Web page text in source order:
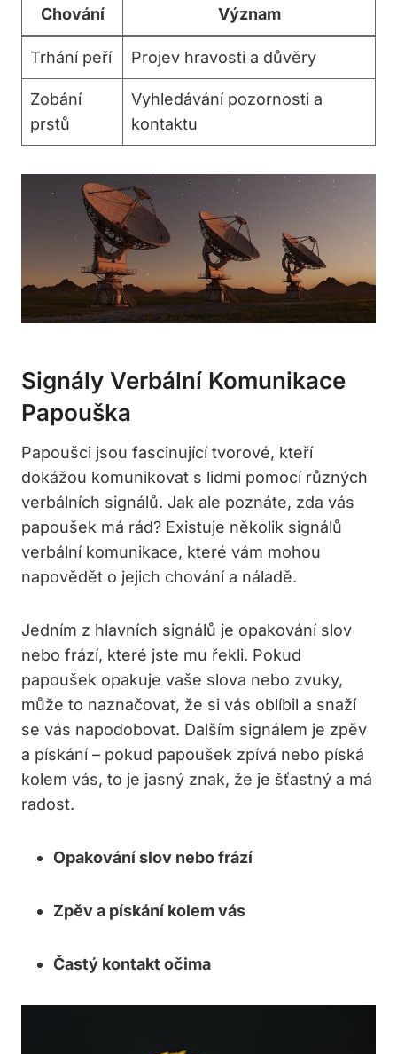
Chování Význam
Trhání peří Projev hravosti a⁣ důvěry
Zobání
prstů
Vyhledávání pozornosti a
kontaktu
Signály Verbální⁣ Komunikace
Papouška
Papoušci jsou fascinující tvorové, kteří
dokážou komunikovat s lidmi pomocí ⁣různých
verbálních signálů. Jak ale poznáte, zda vás
papoušek má rád? Existuje několik signálů
verbální ⁣komunikace, které vám mohou
napovědět o jejich chování ‍a náladě.
Jedním z hlavních ⁤signálů je opakování slov
nebo frází, které jste mu řekli. Pokud
papoušek opakuje vaše slova nebo zvuky,
může to naznačovat, že si vás ‌oblíbil a‍ snaží
se vás napodobovat. Dalším signálem je zpěv
a pískání – pokud papoušek zpívá ​nebo píská
kolem vás, to je jasný znak, že je ‍šťastný a má
radost.
Opakování slov nebo frází
Zpěv a pískání kolem vás
Častý kontakt očima